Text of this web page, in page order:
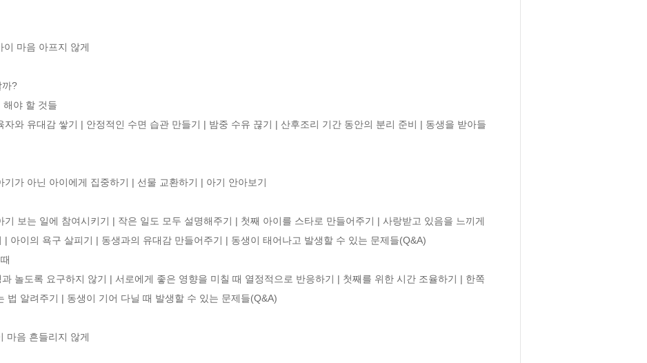
마음 아프지 않게
까?
해야 할 것들
자와 유대감 쌓기 | 안정적인 수면 습관 만들기 | 밤중 수유 끊기 | 산후조리 기간 동안의 분리 준비 | 동생을 받아들
가 아닌 아이에게 집중하기 | 선물 교환하기 | 아기 안아보기
기 보는 일에 참여시키기 | 작은 일도 모두 설명해주기 | 첫째 아이를 스타로 만들어주기 | 사랑받고 있음을 느끼게
아이의 욕구 살피기 | 동생과의 유대감 만들어주기 | 동생이 태어나고 발생할 수 있는 문제들(Q&A)
놀도록 요구하지 않기 | 서로에게 좋은 영향을 미칠 때 열정적으로 반응하기 | 첫째를 위한 시간 조율하기 | 한쪽
법 알려주기 | 동생이 기어 다닐 때 발생할 수 있는 문제들(Q&A)
마음 흔들리지 않게